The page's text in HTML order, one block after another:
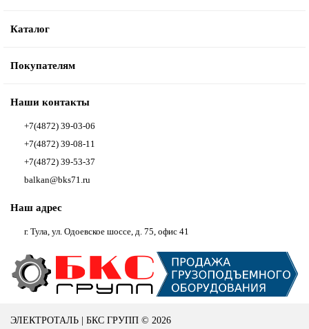
Каталог
Покупателям
Наши контакты
+7(4872) 39-03-06
+7(4872) 39-08-11
+7(4872) 39-53-37
balkan@bks71.ru
Наш адрес
г. Тула, ул. Одоевское шоссе, д. 75, офис 41
ЭЛЕКТРОТАЛЬ | БКС ГРУПП © 2026